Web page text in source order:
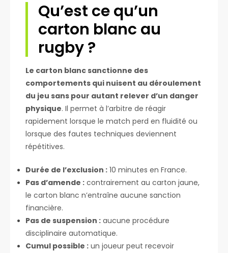
Qu’est ce qu’un
carton blanc au
rugby ?
Le carton blanc sanctionne des
comportements qui nuisent au déroulement
du jeu sans pour autant relever d’un danger
physique. Il permet à l’arbitre de réagir
rapidement lorsque le match perd en fluidité ou
lorsque des fautes techniques deviennent
répétitives.
Durée de l’exclusion : 10 minutes en France.
Pas d’amende : contrairement au carton jaune,
le carton blanc n’entraîne aucune sanction
financière.
Pas de suspension : aucune procédure
disciplinaire automatique.
Cumul possible : un joueur peut recevoir